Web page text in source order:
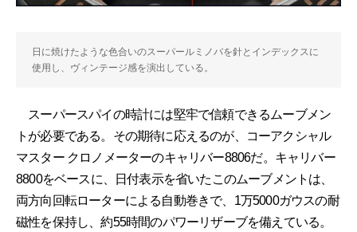
日に焼けたような色合いのスーパールミノバを針とインデックスに
使用し、ヴィンテージ感を演出している。
スーパースパイの時計には堅牢で信頼できるムーブメン
トが必要である。その期待に応えるのが、コーアクシャル
マスター クロノメーターのキャリバー8806だ。キャリバー
8800をベースに、日付表示を省いたこのムーブメントは、
両方向回転ローターによる自動巻きで、1万5000ガウスの耐
磁性を保持し、約55時間のパワーリザーブを備えている。